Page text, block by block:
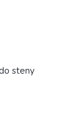
steny